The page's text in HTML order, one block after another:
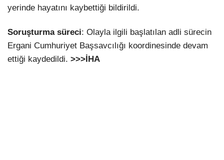
yerinde hayatını kaybettiği bildirildi.
Soruşturma süreci: Olayla ilgili başlatılan adli sürecin
Ergani Cumhuriyet Başsavcılığı koordinesinde devam
ettiği kaydedildi. >>>İHA